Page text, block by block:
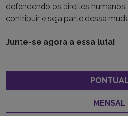
defendendo os direitos
contribuir e seja parte dessa
Junte-se agora a essa luta!
PONTUAL
MENSAL